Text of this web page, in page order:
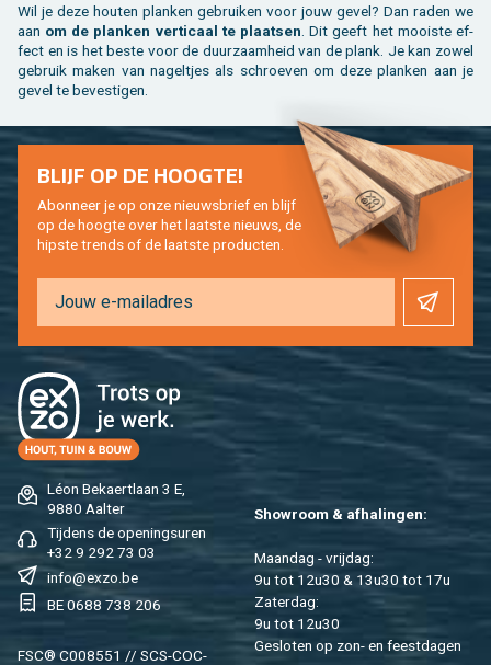
Wil je deze hou­ten plan­ken ge­brui­ken voor jouw gevel? Dan raden we
aan om de plan­ken ver­ti­caal te plaat­sen . Dit geeft het mooi­ste ef­
fect en is het beste voor de duur­zaam­heid van de plank. Je kan zowel
ge­bruik maken van na­gel­tjes als schroe­ven om deze plan­ken aan je
gevel te be­ves­ti­gen.
Léon Be­kaert­laan 3 E,
9880 Aal­ter
Tij­dens de ope­nings­uren
+32 9 292 73 03
info@​exzo.​be
BE 0688 738 206
FSC® C008551 // SCS-COC-
Show­room & af­ha­lin­gen:
Maan­dag - vrij­dag:
9u tot 12u30 & 13u30 tot 17u
Za­ter­dag:
9u tot 12u30
Ge­slo­ten op zon- en feest­da­gen
BLIJF OP DE HOOG­TE!
Abon­neer je op onze nieuws­brief en blijf
op de hoog­te over het laat­ste nieuws, de
hip­s­te trends of de laat­ste pro­duc­ten.